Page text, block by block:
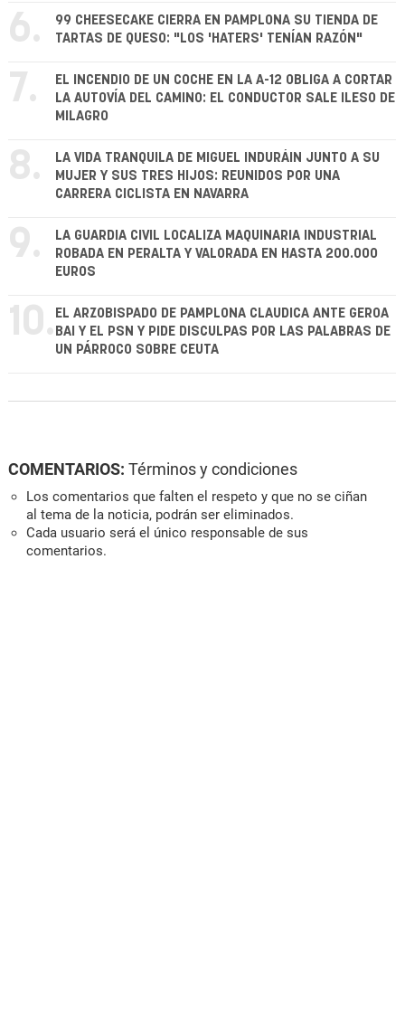
6.
99 CHEESECAKE CIERRA EN PAMPLONA SU TIENDA DE
TARTAS DE QUESO: "LOS 'HATERS' TENÍAN RAZÓN"
7.
EL INCENDIO DE UN COCHE EN LA A-12 OBLIGA A CORTAR
LA AUTOVÍA DEL CAMINO: EL CONDUCTOR SALE ILESO DE
MILAGRO
8.
LA VIDA TRANQUILA DE MIGUEL INDURÁIN JUNTO A SU
MUJER Y SUS TRES HIJOS: REUNIDOS POR UNA
CARRERA CICLISTA EN NAVARRA
9.
LA GUARDIA CIVIL LOCALIZA MAQUINARIA INDUSTRIAL
ROBADA EN PERALTA Y VALORADA EN HASTA 200.000
EUROS
10. EL ARZOBISPADO DE PAMPLONA CLAUDICA ANTE GEROA
BAI Y EL PSN Y PIDE DISCULPAS POR LAS PALABRAS DE
UN PÁRROCO SOBRE CEUTA
COMENTARIOS: Términos y condiciones
Los comentarios que falten el respeto y que no se ciñan
al tema de la noticia, podrán ser eliminados.
Cada usuario será el único responsable de sus
comentarios.